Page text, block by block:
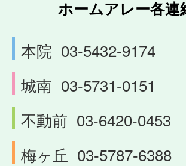
ホームアレー各連
本院 03-5432-9174
城南 03-5731-0151
不動前 03-6420-0453
梅ヶ丘 03-5787-6388